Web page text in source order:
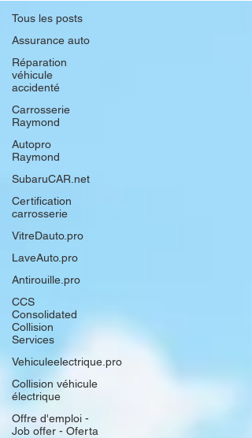
Tous les posts
Assurance auto
Réparation
véhicule
accidenté
Carrosserie
Raymond
Autopro
Raymond
SubaruCAR.net
Certification
carrosserie
VitreDauto.pro
LaveAuto.pro
Antirouille.pro
CCS
Consolidated
Collision
Services
Vehiculeelectrique.pro
Collision véhicule
électrique
Offre d'emploi -
Job offer - Oferta